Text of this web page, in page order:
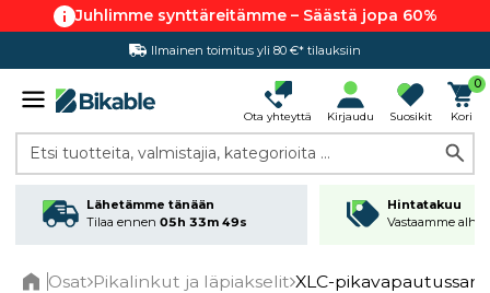
Juhlimme synttäreitämme – Säästä jopa 60%
Ilmainen toimitus yli 80 €* tilauksiin
Hintatakuu
Ota yhteyttä Kirjaudu Suosikit
0
Kori
Etsi tuotteita, valmistajia, kategorioita ...
Lähetämme tänään
Tilaa ennen 05h 33m 49s
Hintatakuu
Vastaamme
Osat Pikalinkut ja läpiakselit XLC-